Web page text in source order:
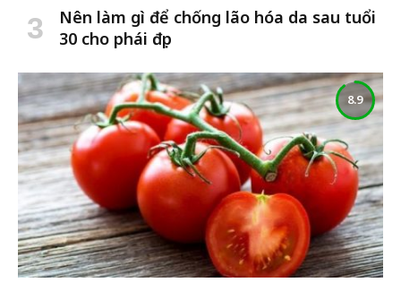
Nên làm gì để chống lão hóa da sau tuổi
30 cho phái đẹp
8.9